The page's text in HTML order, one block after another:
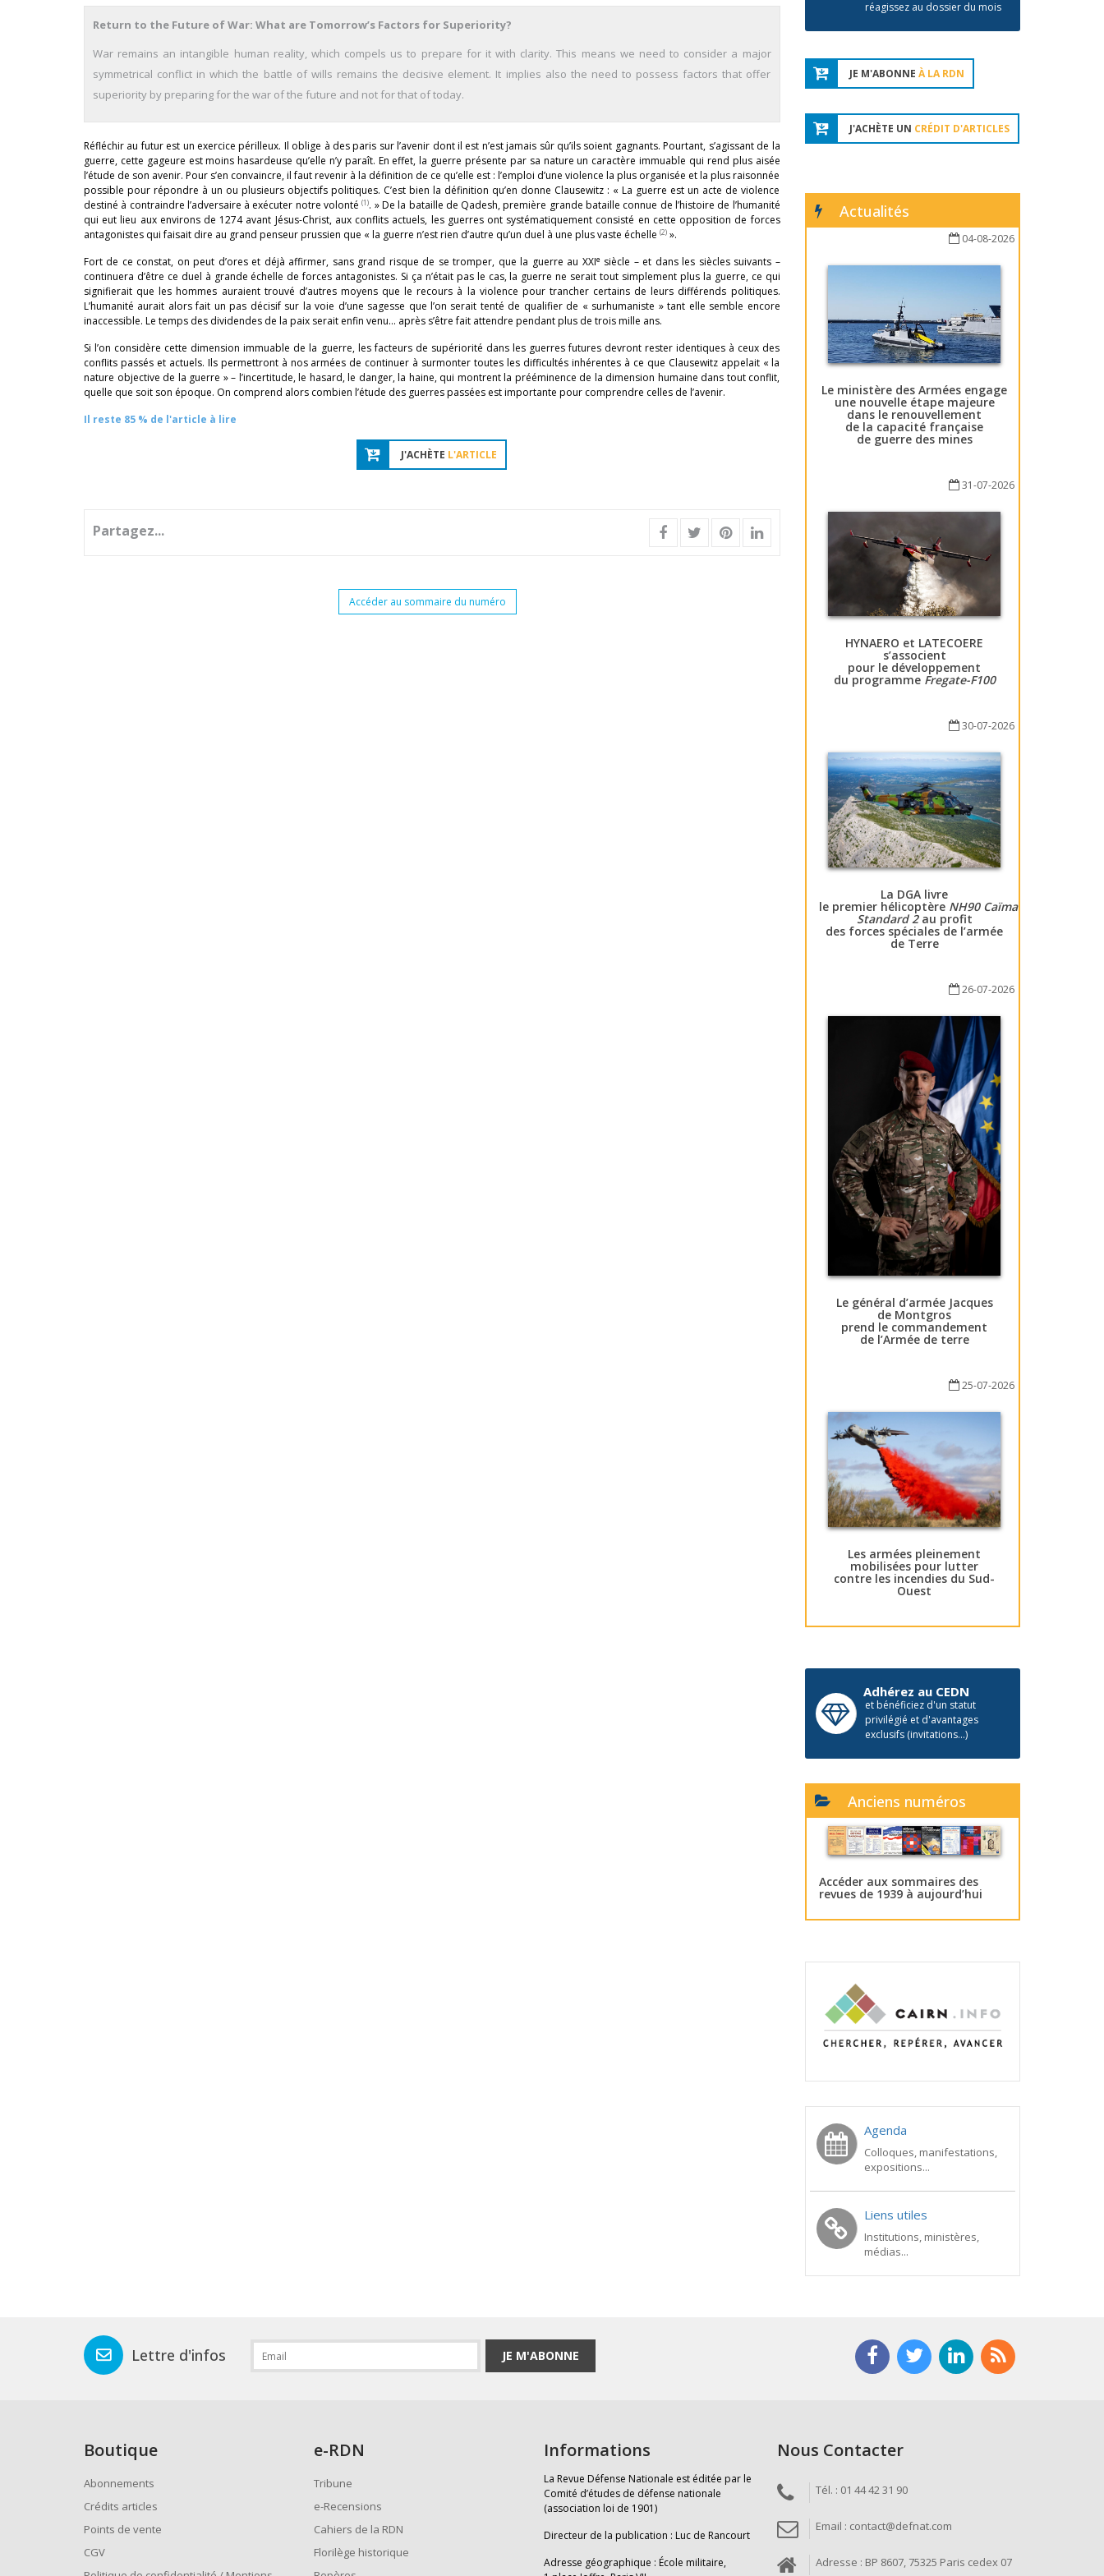
Return to the Future of War: What are Tomorrow’s Factors for Superiority?
War remains an intangible human reality, which compels us to prepare for it with clarity. This means we need to consider a major
symmetrical conflict in which the battle of wills remains the decisive element. It implies also the need to possess factors that offer
superiority by preparing for the war of the future and not for that of today.
Réfléchir au futur est un exercice périlleux. Il oblige à des paris sur l’avenir dont il est n’est jamais sûr qu’ils soient gagnants. Pourtant, s’agissant de la
guerre, cette gageure est moins hasardeuse qu’elle n’y paraît. En effet, la guerre présente par sa nature un caractère immuable qui rend plus aisée
l’étude de son avenir. Pour s’en convaincre, il faut revenir à la définition de ce qu’elle est : l’emploi d’une violence la plus organisée et la plus raisonnée
possible pour répondre à un ou plusieurs objectifs politiques. C’est bien la définition qu’en donne Clausewitz : « La guerre est un acte de violence
destiné à contraindre l’adversaire à exécuter notre volonté(1). » De la bataille de Qadesh, première grande bataille connue de l’histoire de l’humanité
qui eut lieu aux environs de 1274 avant Jésus-Christ, aux conflits actuels, les guerres ont systématiquement consisté en cette opposition de forces
antagonistes qui faisait dire au grand penseur prussien que « la guerre n’est rien d’autre qu’un duel à une plus vaste échelle (2) ».
Fort de ce constat, on peut d’ores et déjà affirmer, sans grand risque de se tromper, que la guerre au XXIesiècle – et dans les siècles suivants –
continuera d’être ce duel à grande échelle de forces antagonistes. Si ça n’était pas le cas, la guerre ne serait tout simplement plus la guerre, ce qui
signifierait que les hommes auraient trouvé d’autres moyens que le recours à la violence pour trancher certains de leurs différends politiques.
L’humanité aurait alors fait un pas décisif sur la voie d’une sagesse que l’on serait tenté de qualifier de « surhumaniste » tant elle semble encore
inaccessible. Le temps des dividendes de la paix serait enfin venu… après s’être fait attendre pendant plus de trois mille ans.
Si l’on considère cette dimension immuable de la guerre, les facteurs de supériorité dans les guerres futures devront rester identiques à ceux des
conflits passés et actuels. Ils permettront à nos armées de continuer à surmonter toutes les difficultés inhérentes à ce que Clausewitz appelait « la
nature objective de la guerre » – l’incertitude, le hasard, le danger, la haine, qui montrent la prééminence de la dimension humaine dans tout conflit,
quelle que soit son époque. On comprend alors combien l’étude des guerres passées est importante pour comprendre celles de l’avenir.
Il reste 85 % de l'article à lire
J'ACHÈTE L'ARTICLE
Partagez...
Accéder au sommaire du numéro
réagissez au dossier du mois
JE M'ABONNE À LA RDN
J'ACHÈTE UN CRÉDIT D'ARTICLES
Actualités
04-08-2026
Le ministère des Armées engage
une nouvelle étape majeure
dans le renouvellement
de la capacité française
de guerre des mines
31-07-2026
HYNAERO et LATECOERE
s’associent
pour le développement
du programme Fregate-F100
30-07-2026
La DGA livre
le premier hélicoptère NH90 Caïman
Standard 2au profit
des forces spéciales de l’armée
de Terre
26-07-2026
Le général d’armée Jacques
de Montgros
prend le commandement
de l’Armée de terre
25-07-2026
Les armées pleinement
mobilisées pour lutter
contre les incendies du Sud-
Ouest
Adhérez au CEDN
et bénéficiez d'un statut
privilégié et d'avantages
exclusifs (invitations...)
Anciens numéros
Accéder aux sommaires des
revues de 1939 à aujourd’hui
Agenda
Colloques, manifestations,
expositions...
Liens utiles
Institutions, ministères,
médias...
Lettre d'infos JE M'ABONNE
Boutique
Abonnements
Crédits articles
Points de vente
CGV
e-RDN
Tribune
e-Recensions
Cahiers de la RDN
Florilège historique
Informations
La Revue Défense Nationale est éditée par le
Comité d’études de défense nationale
(association loi de 1901)
Directeur de la publication : Luc de Rancourt
Adresse géographique : École militaire,
Nous Contacter
Tél. : 01 44 42 31 90
Email : contact@defnat.com
Adresse : BP 8607, 75325 Paris cedex 07